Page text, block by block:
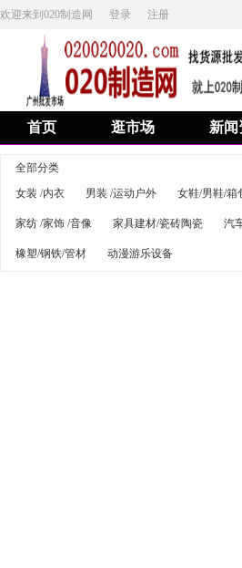
欢迎来到020制造网 登录 注册
首页 逛市场 新闻
全部分类
女装 /内衣
男装 /运动户外 女鞋/男鞋/箱
家纺 /家饰 /音像 家具建材/瓷砖陶瓷 汽
橡塑/钢铁/管材 动漫游乐设备